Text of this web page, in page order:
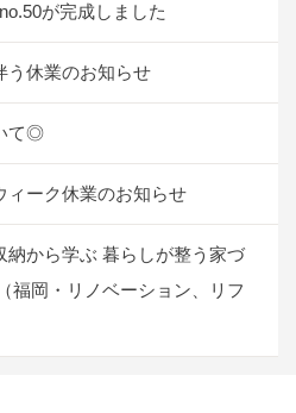
が完成しました
う休業のお知らせ
て◎
ィーク休業のお知らせ
納から学ぶ 暮らしが整う家づ
福岡・リノベーション、リフ